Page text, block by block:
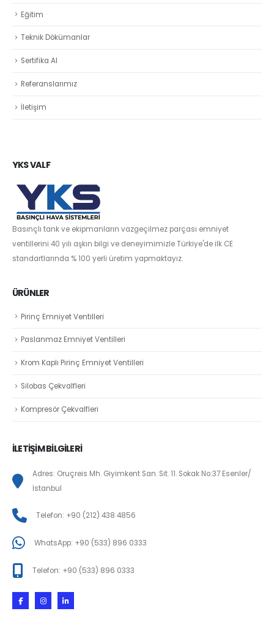
Eğitim
Teknik Dökümanlar
Sertifika Al
Referanslarımız
İletişim
YKS VALF
Basınçlı tank ve ekipmanların vazgeçilmez parçası emniyet
ventillerini 40 yılı aşkın bilgi ve deneyimimizle Türkiye'de ilk CE
standartlarında % 100 yerli üretim yapmaktayız.
ÜRÜNLER
Pirinç Emniyet Ventilleri
Paslanmaz Emniyet Ventilleri
Krom Kaplı Pirinç Emniyet Ventilleri
Silobas Çekvalfleri
Kompresör Çekvalfleri
İLETİŞİM BİLGİLERİ
Adres: Oruçreis Mh. Giyimkent San. Sit. 11. Sokak No:37 Esenler/
İstanbul
Telefon: +90 (212) 438 4856
WhatsApp: +90 (533) 896 0333
Telefon: +90 (533) 896 0333